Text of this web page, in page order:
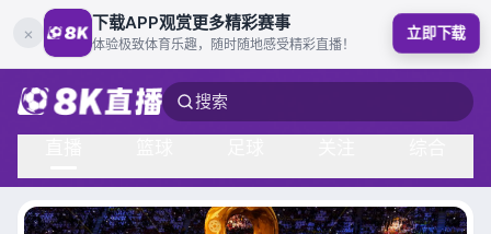
× 下载APP观赏更多精彩赛事
体验极致体育乐趣，随时随地感受精彩直播！
立即下载
搜索